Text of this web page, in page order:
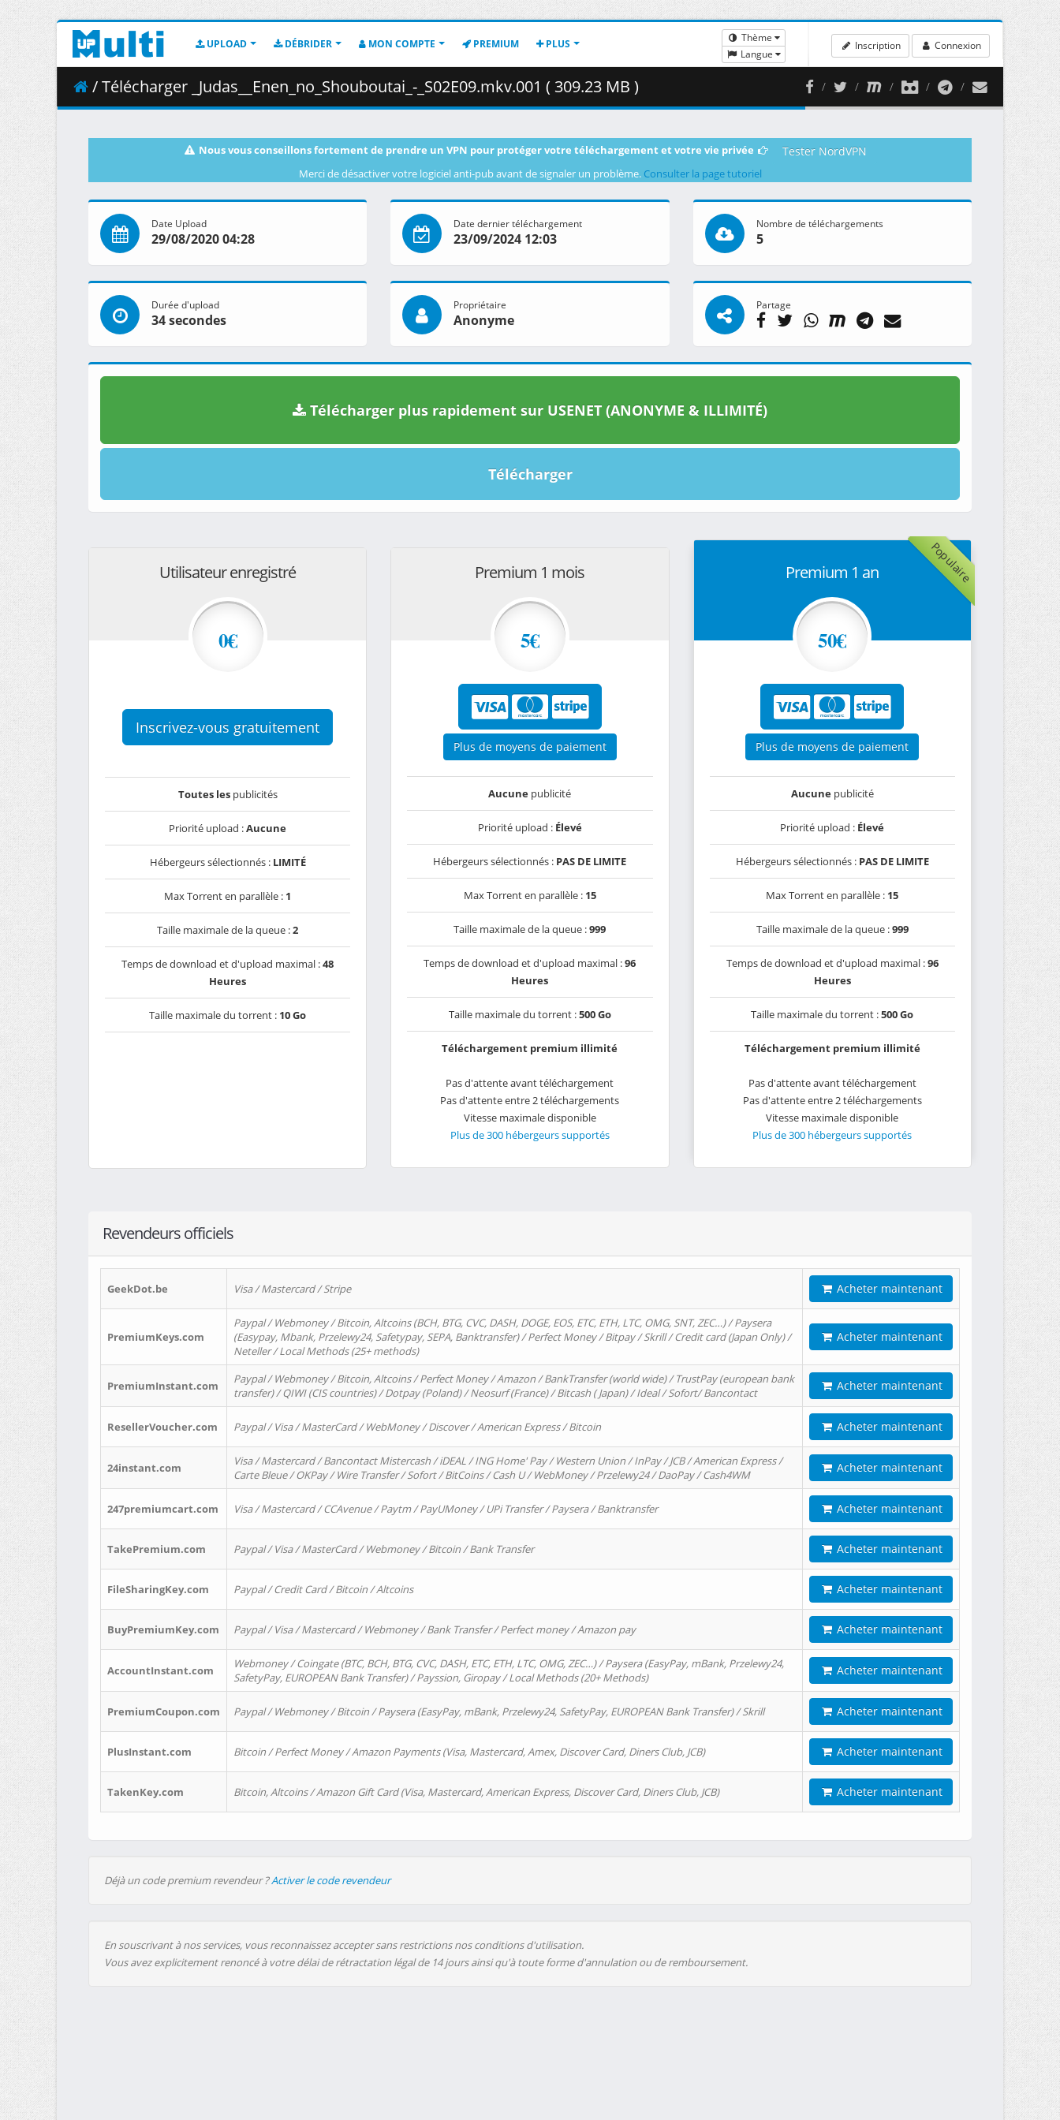
UPLOAD DÉBRIDER MON COMPTE PREMIUM PLUS
Thème
Langue
Inscription Connexion
/ Télécharger _Judas__Enen_no_Shouboutai_-_S02E09.mkv.001 ( 309.23 MB )
Nous vous conseillons fortement de prendre un VPN pour protéger votre téléchargement et votre vie privée Tester NordVPN
Merci de désactiver votre logiciel anti-pub avant de signaler un problème. Consulter la page tutoriel
Date Upload
29/08/2020 04:28
Date dernier téléchargement
23/09/2024 12:03
Nombre de téléchargements
5
Durée d'upload
34 secondes
Propriétaire
Anonyme
Partage
Télécharger plus rapidement sur USENET (ANONYME & ILLIMITÉ)
Télécharger
Utilisateur enregistré
0€
Inscrivez-vous gratuitement
Toutes lespublicités
Priorité upload :Aucune
Hébergeurs sélectionnés : LIMITÉ
Max Torrent en parallèle : 1
Taille maximale de la queue :2
Temps de download et d'upload maximal :48
Heures
Taille maximale du torrent : 10 Go
Premium 1 mois
5€
Plus de moyens de paiement
Aucune publicité
Priorité upload : Élevé
Hébergeurs sélectionnés : PAS DE LIMITE
Max Torrent en parallèle : 15
Taille maximale de la queue :999
Temps de download et d'upload maximal :96
Heures
Taille maximale du torrent :500 Go
Téléchargement premium illimité
Pas d'attente avant téléchargement
Pas d'attente entre 2 téléchargements
Vitesse maximale disponible
Plus de 300 hébergeurs supportés
Populaire
Premium 1 an
50€
Plus de moyens de paiement
Aucunepublicité
Priorité upload : Élevé
Hébergeurs sélectionnés : PAS DE LIMITE
Max Torrent en parallèle : 15
Taille maximale de la queue :999
Temps de download et d'upload maximal :96
Heures
Taille maximale du torrent :500 Go
Téléchargement premium illimité
Pas d'attente avant téléchargement
Pas d'attente entre 2 téléchargements
Vitesse maximale disponible
Plus de 300 hébergeurs supportés
Revendeurs officiels
GeekDot.be Visa / Mastercard / Stripe Acheter maintenant
PremiumKeys.com
Paypal / Webmoney / Bitcoin, Altcoins (BCH, BTG, CVC, DASH, DOGE, EOS, ETC, ETH, LTC, OMG, SNT, ZEC…) / Paysera
(Easypay, Mbank, Przelewy24, Safetypay, SEPA, Banktransfer) / Perfect Money / Bitpay / Skrill / Credit card (Japan Only) /
Neteller / Local Methods (25+ methods)
Acheter maintenant
PremiumInstant.com
Paypal / Webmoney / Bitcoin, Altcoins / Perfect Money / Amazon / BankTransfer (world wide) / TrustPay (european bank
transfer) / QIWI (CIS countries) / Dotpay (Poland) / Neosurf (France) / Bitcash ( Japan) / Ideal / Sofort/ Bancontact
Acheter maintenant
ResellerVoucher.com Paypal / Visa / MasterCard / WebMoney / Discover / American Express / Bitcoin Acheter maintenant
24instant.com
Visa / Mastercard / Bancontact Mistercash / iDEAL / ING Home' Pay / Western Union / InPay / JCB / American Express /
Carte Bleue / OKPay / Wire Transfer / Sofort / BitCoins / Cash U / WebMoney / Przelewy24 / DaoPay / Cash4WM
Acheter maintenant
247premiumcart.com Visa / Mastercard / CCAvenue / Paytm / PayUMoney / UPi Transfer / Paysera / Banktransfer Acheter maintenant
TakePremium.com Paypal / Visa / MasterCard / Webmoney / Bitcoin / Bank Transfer Acheter maintenant
FileSharingKey.com Paypal / Credit Card / Bitcoin / Altcoins Acheter maintenant
BuyPremiumKey.com Paypal / Visa / Mastercard / Webmoney / Bank Transfer / Perfect money / Amazon pay Acheter maintenant
AccountInstant.com
Webmoney / Coingate (BTC, BCH, BTG, CVC, DASH, ETC, ETH, LTC, OMG, ZEC…) / Paysera (EasyPay, mBank, Przelewy24,
SafetyPay, EUROPEAN Bank Transfer) / Payssion, Giropay / Local Methods (20+ Methods)
Acheter maintenant
PremiumCoupon.com Paypal / Webmoney / Bitcoin / Paysera (EasyPay, mBank, Przelewy24, SafetyPay, EUROPEAN Bank Transfer) / Skrill Acheter maintenant
PlusInstant.com Bitcoin / Perfect Money / Amazon Payments (Visa, Mastercard, Amex, Discover Card, Diners Club, JCB) Acheter maintenant
TakenKey.com Bitcoin, Altcoins / Amazon Gift Card (Visa, Mastercard, American Express, Discover Card, Diners Club, JCB) Acheter maintenant
Déjà un code premium revendeur ?Activer le code revendeur
En souscrivant à nos services, vous reconnaissez accepter sans restrictions nos conditions d'utilisation.
Vous avez explicitement renoncé à votre délai de rétractation légal de 14 jours ainsi qu'à toute forme d'annulation ou de remboursement.